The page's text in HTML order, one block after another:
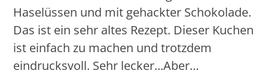
Haselüssen und mit gehackter Schokolade.
Das ist ein sehr altes Rezept. Dieser Kuchen
ist einfach zu machen und trotzdem
eindrucksvoll. Sehr lecker...Aber…